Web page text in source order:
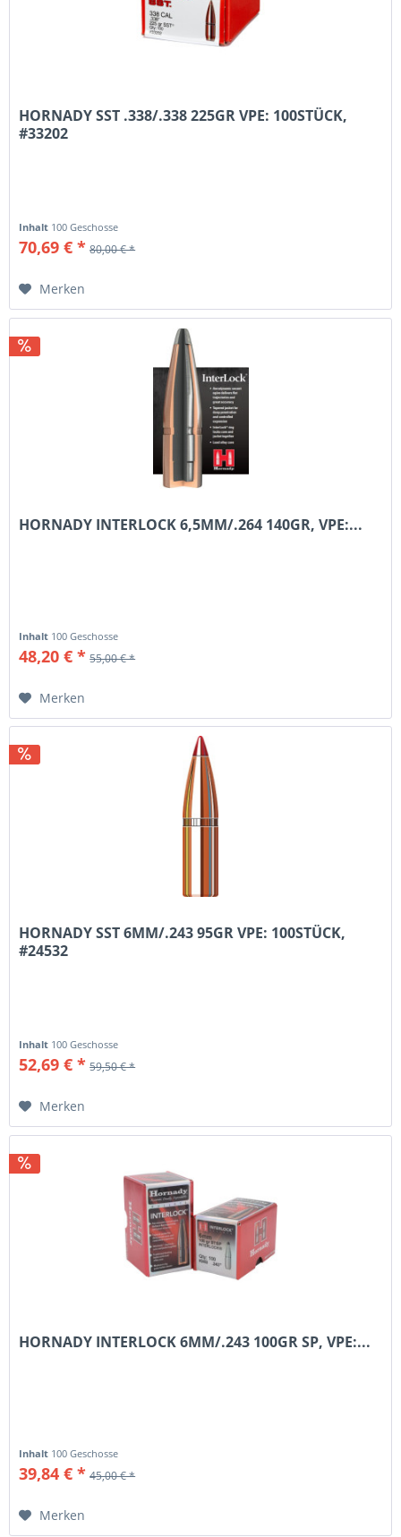
HORNADY SST .338/.338 225GR VPE: 100STÜCK,
#33202
Inhalt 100 Geschosse
70,69 € * 80,00 € *
Merken
HORNADY INTERLOCK 6,5MM/.264 140GR, VPE:...
Inhalt 100 Geschosse
48,20 € * 55,00 € *
Merken
HORNADY SST 6MM/.243 95GR VPE: 100STÜCK,
#24532
Inhalt 100 Geschosse
52,69 € * 59,50 € *
Merken
HORNADY INTERLOCK 6MM/.243 100GR SP, VPE:...
Inhalt 100 Geschosse
39,84 € * 45,00 € *
Merken